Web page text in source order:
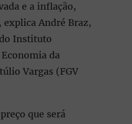
e a inflação,
André Braz,
Instituto
da
Vargas (FGV
que será